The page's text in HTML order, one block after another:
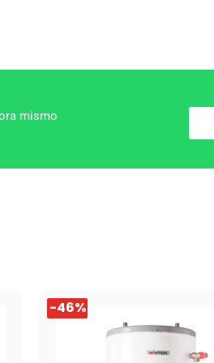
mismo
-46%
-46%
El
precio
original
El
precio